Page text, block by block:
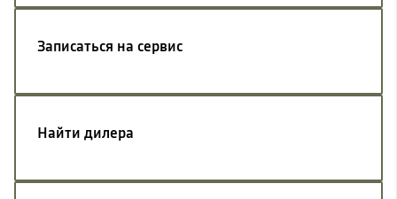
Записаться на сервис
Найти дилера